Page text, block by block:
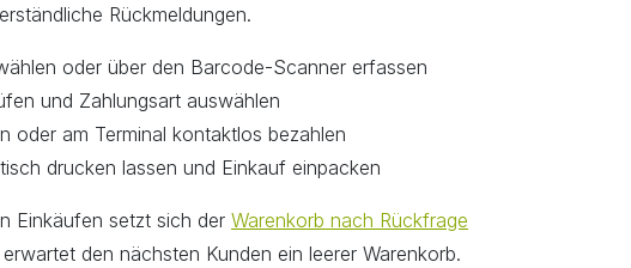
Rückmeldungen.
oder über den Barcode-Scanner erfassen
und Zahlungsart auswählen
oder am Terminal kontaktlos bezahlen
drucken lassen und Einkauf einpacken
Einkäufen setzt sich der Warenkorb nach Rückfrage
den nächsten Kunden ein leerer Warenkorb.